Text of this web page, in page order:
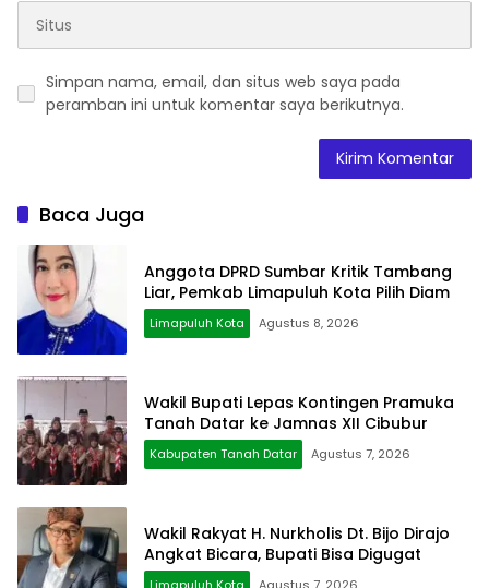
Simpan nama, email, dan situs web saya pada
peramban ini untuk komentar saya berikutnya.
Baca Juga
Anggota DPRD Sumbar Kritik Tambang
Liar, Pemkab Limapuluh Kota Pilih Diam
Limapuluh Kota Agustus 8, 2026
Wakil Bupati Lepas Kontingen Pramuka
Tanah Datar ke Jamnas XII Cibubur
Kabupaten Tanah Datar Agustus 7, 2026
Wakil Rakyat H. Nurkholis Dt. Bijo Dirajo
Angkat Bicara, Bupati Bisa Digugat